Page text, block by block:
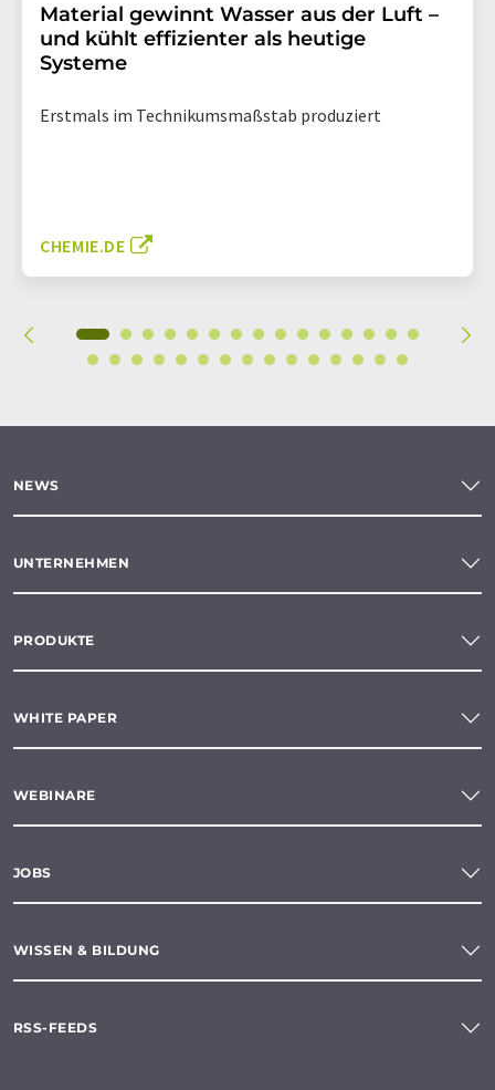
Material gewinnt Wasser aus der Luft –
und kühlt effizienter als heutige
Systeme
Erstmals im Technikumsmaßstab produziert
CHEMIE.DE
NEWS
UNTERNEHMEN
PRODUKTE
WHITE PAPER
WEBINARE
JOBS
WISSEN & BILDUNG
RSS-FEEDS